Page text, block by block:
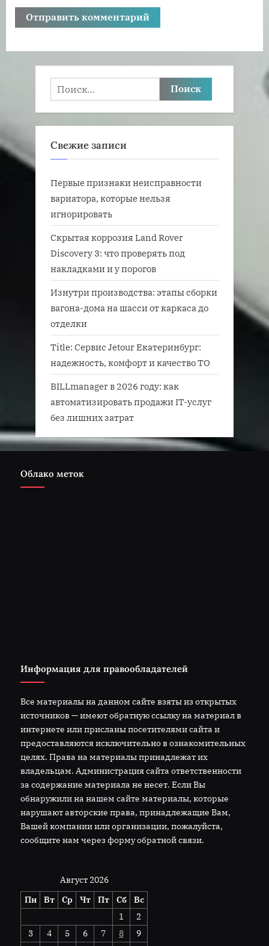
Найти:
Свежие записи
Первые признаки неисправности
вариатора, которые нельзя
игнорировать
Скрытая коррозия Land Rover
Discovery 3: что проверять под
накладками и у порогов
Изнутри производства: этапы сборки
вагона-дома на шасси от каркаса до
отделки
Title: Сервис Jetour Екатеринбург:
надежность, комфорт и качество ТО
BILLmanager в 2026 году: как
автоматизировать продажи IT-услуг
без лишних затрат
Облако меток
Информация для правообладателей
Все материалы на данном сайте взяты из открытых
источников — имеют обратную ссылку на материал в
интернете или присланы посетителями сайта и
предоставляются исключительно в ознакомительных
целях. Права на материалы принадлежат их
владельцам. Администрация сайта ответственности
за содержание материала не несет. Если Вы
обнаружили на нашем сайте материалы, которые
нарушают авторские права, принадлежащие Вам,
Вашей компании или организации, пожалуйста,
сообщите нам через форму обратной связи.
Август 2026
Пн
Вт Ср Чт Пт Сб
Вс
1
2
3
4 5 6 7 8
9